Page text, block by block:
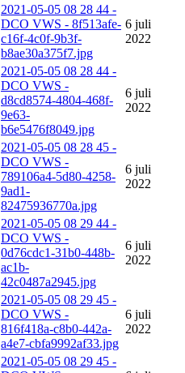
2021-05-05 08 28 44 -
DCO VWS - 8f513afe-
c16f-4c0f-9b3f-
b8ae30a375f7.jpg
6 juli
2022
2021-05-05 08 28 44 -
DCO VWS -
d8cd8574-4804-468f-
9e63-
b6e5476f8049.jpg
6 juli
2022
2021-05-05 08 28 45 -
DCO VWS -
789106a4-5d80-4258-
9ad1-
82475936770a.jpg
6 juli
2022
2021-05-05 08 29 44 -
DCO VWS -
0d76cdc1-31b0-448b-
ac1b-
42c0487a2945.jpg
6 juli
2022
2021-05-05 08 29 45 -
DCO VWS -
816f418a-c8b0-442a-
a4e7-cbfa9992af33.jpg
6 juli
2022
2021-05-05 08 29 45 -